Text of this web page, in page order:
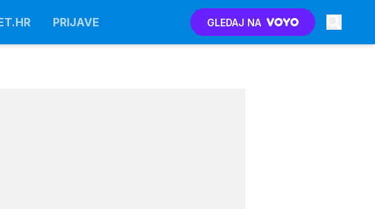
PRIJAVE GLEDAJ NA